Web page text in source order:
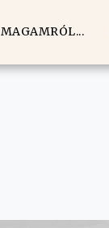
MAGAMRÓL...